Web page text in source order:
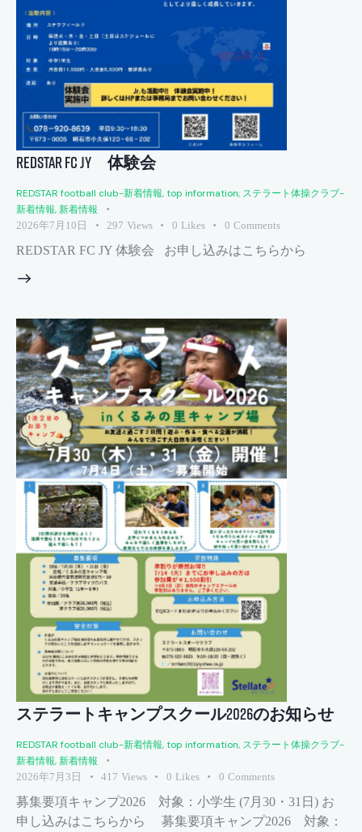
REDSTAR FC JY 体験会
REDSTAR football club-新着情報,top information, ステラート体操クラブ-
新着情報,新着情報
2026年7月10日 297 Views 0 Likes 0 Comments
REDSTAR FC JY 体験会 お申し込みはこちらから
ステラートキャンプスクール2026のお知らせ
REDSTAR football club-新着情報,top information, ステラート体操クラブ-
新着情報,新着情報
2026年7月3日 417 Views 0 Likes 0 Comments
募集要項キャンプ2026 対象：小学生 (7月30・31日) お
申し込みはこちらから 募集要項キャンプ2026 対象：